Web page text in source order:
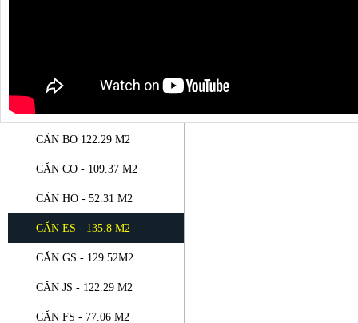
CĂN DO - 168.78 M2
CĂN BO 122.29 M2
CĂN CO - 109.37 M2
CĂN HO - 52.31 M2
CĂN ES - 135.8 M2
CĂN GS - 129.52M2
CĂN JS - 122.29 M2
CĂN FS - 77.06 M2